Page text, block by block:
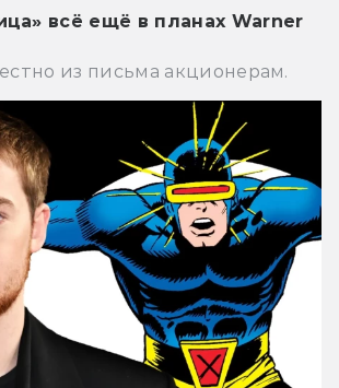
всё ещё в планах Warner
из письма акционерам.